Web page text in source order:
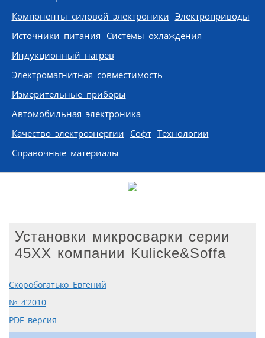
Компоненты силовой электроники Электроприводы
Источники питания Системы охлаждения
Индукционный нагрев
Электромагнитная совместимость
Измерительные приборы
Автомобильная электроника
Качество электроэнергии Софт Технологии
Справочные материалы
Установки микросварки серии
45XX компании Kulicke&Soffa
Скоробогатько Евгений
№ 4’2010
PDF версия